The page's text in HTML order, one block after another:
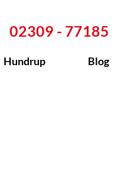
02309 - 77185
Hundrup Blog